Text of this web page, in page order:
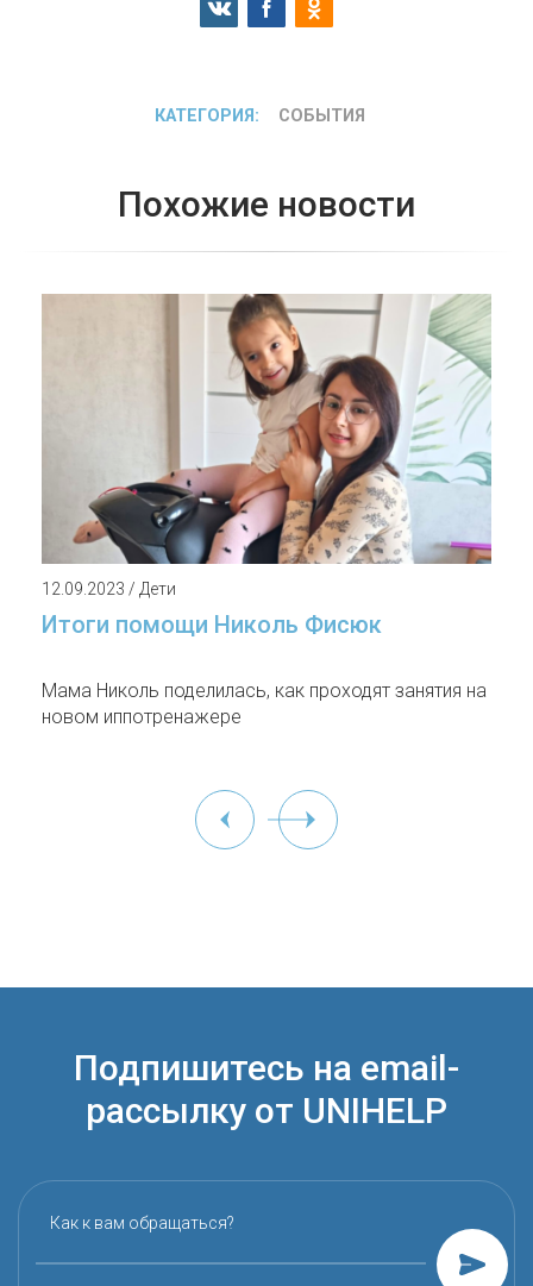
КАТЕГОРИЯ: СОБЫТИЯ
Похожие новости
12.09.2023 / Дети
Итоги помощи Николь Фисюк
Мама Николь поделилась, как проходят занятия на
новом иппотренажере
Подпишитесь на email-
рассылку от UNIHELP
Как к вам обращаться?